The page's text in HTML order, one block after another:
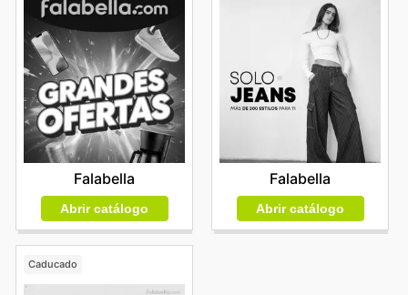
Falabella
Abrir catálogo
Falabella
Abrir catálogo
Caducado